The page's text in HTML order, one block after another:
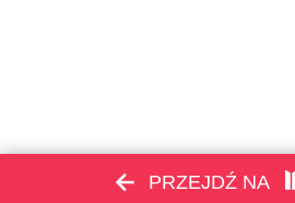
PRZEJDŹ NA